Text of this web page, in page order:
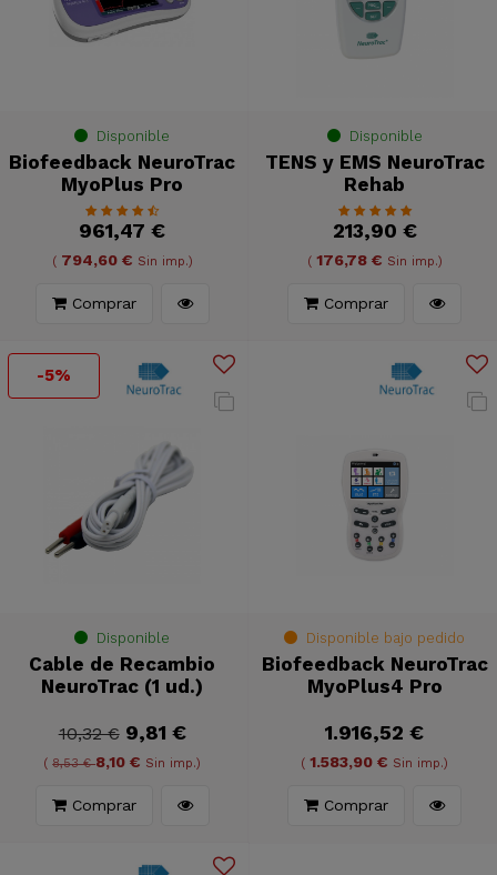
Disponible
Biofeedback NeuroTrac
MyoPlus Pro
961,47 €
( 794,60 € Sin imp.)
Comprar
Disponible
TENS y EMS NeuroTrac
Rehab
213,90 €
( 176,78 € Sin imp.)
Comprar
-5%
Disponible
Cable de Recambio
NeuroTrac (1 ud.)
10,32 € 9,81 €
(8,53 €8,10 € Sin imp.)
Comprar
Disponible bajo pedido
Biofeedback NeuroTrac
MyoPlus4 Pro
1.916,52 €
(1.583,90 € Sin imp.)
Comprar